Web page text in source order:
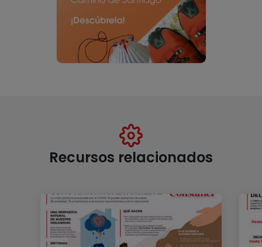
Recursos relacionados